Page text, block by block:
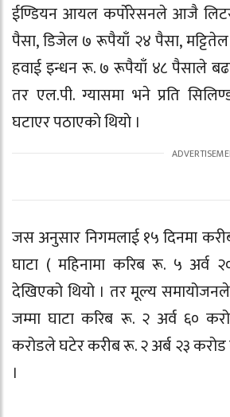
ईण्डियन आयल कर्पाेरेसनले आजै
पैसा, डिजेल ७ रूपैयाँ २४ पैसा,
हवाई इन्धन रू. ७ रूपैयाँ ४८ पैसाले
तर एल.पी. ग्यासमा भने प्रति
घटाएर पठाएकाे थियाे ।
जस अनुसार निगमलाई १५ दिनमा
घाटा ( महिनामा करिब रू. ५ अर्व
देखिएको थियो । तर मूल्य
जम्मा घाटा करिब रू. २ अर्व ६०
करोडले घटेर करीब रू. २ अर्ब २३
।